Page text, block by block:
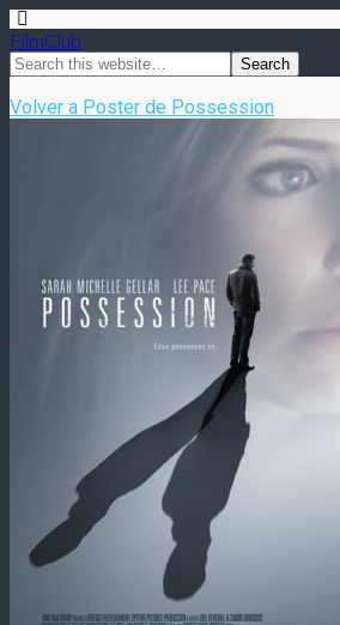
FilmClub
Volver a Poster de Possession